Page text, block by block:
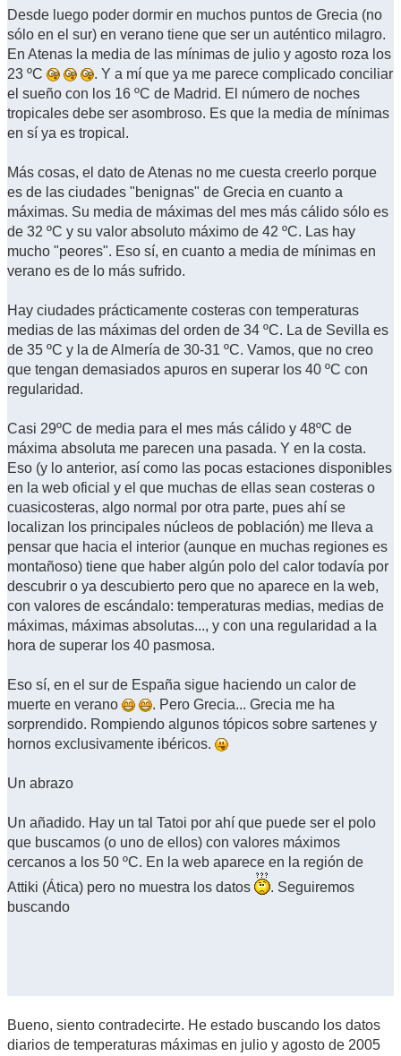
Desde luego poder dormir en muchos puntos de Grecia (no
sólo en el sur) en verano tiene que ser un auténtico milagro.
En Atenas la media de las mínimas de julio y agosto roza los
23 ºC
. Y a mí que ya me parece complicado conciliar
el sueño con los 16 ºC de Madrid. El número de noches
tropicales debe ser asombroso. Es que la media de mínimas
en sí ya es tropical.
Más cosas, el dato de Atenas no me cuesta creerlo porque
es de las ciudades "benignas" de Grecia en cuanto a
máximas. Su media de máximas del mes más cálido sólo es
de 32 ºC y su valor absoluto máximo de 42 ºC. Las hay
mucho "peores". Eso sí, en cuanto a media de mínimas en
verano es de lo más sufrido.
Hay ciudades prácticamente costeras con temperaturas
medias de las máximas del orden de 34 ºC. La de Sevilla es
de 35 ºC y la de Almería de 30-31 ºC. Vamos, que no creo
que tengan demasiados apuros en superar los 40 ºC con
regularidad.
Casi 29ºC de media para el mes más cálido y 48ºC de
máxima absoluta me parecen una pasada. Y en la costa.
Eso (y lo anterior, así como las pocas estaciones disponibles
en la web oficial y el que muchas de ellas sean costeras o
cuasicosteras, algo normal por otra parte, pues ahí se
localizan los principales núcleos de población) me lleva a
pensar que hacia el interior (aunque en muchas regiones es
montañoso) tiene que haber algún polo del calor todavía por
descubrir o ya descubierto pero que no aparece en la web,
con valores de escándalo: temperaturas medias, medias de
máximas, máximas absolutas..., y con una regularidad a la
hora de superar los 40 pasmosa.
Eso sí, en el sur de España sigue haciendo un calor de
muerte en verano
. Pero Grecia... Grecia me ha
sorprendido. Rompiendo algunos tópicos sobre sartenes y
hornos exclusivamente ibéricos.
Un abrazo
Un añadido. Hay un tal Tatoi por ahí que puede ser el polo
que buscamos (o uno de ellos) con valores máximos
cercanos a los 50 ºC. En la web aparece en la región de
Attiki (Ática) pero no muestra los datos
. Seguiremos
buscando
Bueno, siento contradecirte. He estado buscando los datos
diarios de temperaturas máximas en julio y agosto de 2005